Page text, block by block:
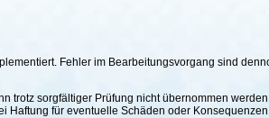
Fehler im Bearbeitungsvorgang sind
trotz sorgfältiger Prüfung nicht übernommen
für eventuelle Schäden oder